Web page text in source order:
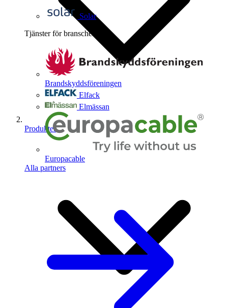
Solar
Tjänster för branschen
Brandskyddsföreningen
Elfack
Elmässan
Europacable
Alla partners
Produkter